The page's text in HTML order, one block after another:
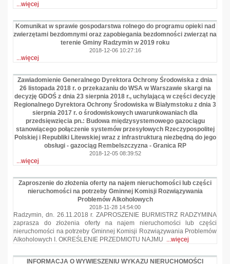
...więcej
Komunikat w sprawie gospodarstwa rolnego do programu opieki nad
zwierzętami bezdomnymi oraz zapobiegania bezdomności zwierząt na
terenie Gminy Radzymin w 2019 roku
2018-12-06 10:27:16
...więcej
Zawiadomienie Generalnego Dyrektora Ochrony Środowiska z dnia
26 listopada 2018 r. o przekazaniu do WSA w Warszawie skargi na
decyzję GDOŚ z dnia 23 sierpnia 2018 r., uchylającą w części decyzję
Regionalnego Dyrektora Ochrony Środowiska w Białymstoku z dnia 3
sierpnia 2017 r. o środowiskowych uwarunkowaniach dla
przedsięwzięcia pn.: Budowa międzysystemowego gazociągu
stanowiącego połączenie systemów przesyłowych Rzeczypospolitej
Polskiej i Republiki Litewskiej wraz z infrastrukturą niezbędną do jego
obsługi - gazociąg Rembelszczyzna - Granica RP
2018-12-05 08:39:52
...więcej
Zaproszenie do złożenia oferty na najem nieruchomości lub części
nieruchomości na potrzeby Gminnej Komisji Rozwiązywania
Problemów Alkoholowych
2018-11-28 14:54:00
Radzymin, dn. 26.11.2018 r. ZAPROSZENIE BURMISTRZ RADZYMINA
zaprasza do złożenia oferty na najem nieruchomości lub części
nieruchomości na potrzeby Gminnej Komisji Rozwiązywania Problemów
Alkoholowych I. OKREŚLENIE PRZEDMIOTU NAJMU ...więcej
INFORMACJA O WYWIESZENIU WYKAZU NIERUCHOMOŚCI